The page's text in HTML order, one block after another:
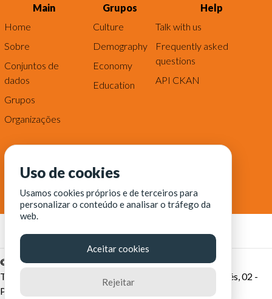
Main
Home
Sobre
Conjuntos de
dados
Grupos
Organizações
Grupos
Culture
Demography
Economy
Education
Help
Talk with us
Frequently asked
questions
API CKAN
© Fortaleza Digital || CITINOVA - Fundação de Ciência,
Tecnologia e Inovação de Fortaleza - Rua dos Tremembés, 02 -
Praia de Iracema - Fortaleza-CE
Uso de cookies
Usamos cookies próprios e de terceiros para
personalizar o conteúdo e analisar o tráfego da
web.
Aceitar cookies
Rejeitar